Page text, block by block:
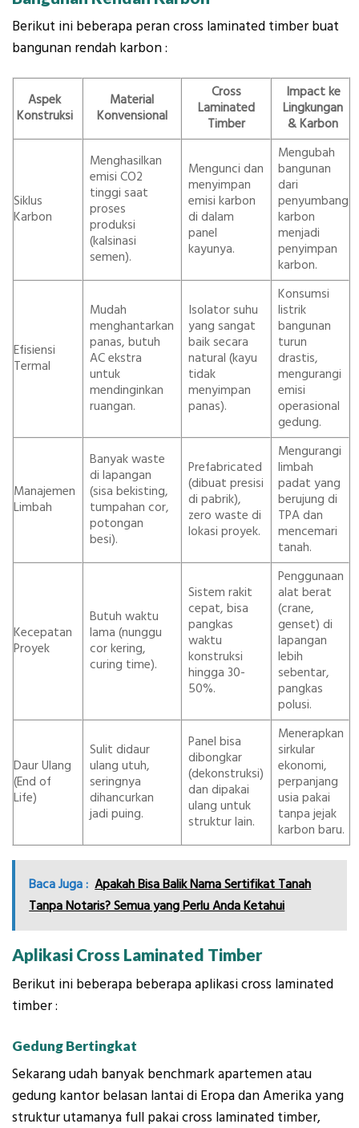
Berikut ini beberapa peran cross laminated timber buat
bangunan rendah karbon :
Aspek
Konstruksi
Material
Konvensional
Cross
Laminated
Timber
Impact ke
Lingkungan
& Karbon
Siklus
Karbon
Menghasilkan
emisi CO2
tinggi saat
proses
produksi
(kalsinasi
semen).
Mengunci dan
menyimpan
emisi karbon
di dalam
panel
kayunya.
Mengubah
bangunan
dari
penyumbang
karbon
menjadi
penyimpan
karbon.
Efisiensi
Termal
Mudah
menghantarkan
panas, butuh
AC ekstra
untuk
mendinginkan
ruangan.
Isolator suhu
yang sangat
baik secara
natural (kayu
tidak
menyimpan
panas).
Konsumsi
listrik
bangunan
turun
drastis,
mengurangi
emisi
operasional
gedung.
Manajemen
Limbah
Banyak waste
di lapangan
(sisa bekisting,
tumpahan cor,
potongan
besi).
Prefabricated
(dibuat presisi
di pabrik),
zero waste di
lokasi proyek.
Mengurangi
limbah
padat yang
berujung di
TPA dan
mencemari
tanah.
Kecepatan
Proyek
Butuh waktu
lama (nunggu
cor kering,
curing time).
Sistem rakit
cepat, bisa
pangkas
waktu
konstruksi
hingga 30-
50%.
Penggunaan
alat berat
(crane,
genset) di
lapangan
lebih
sebentar,
pangkas
polusi.
Daur Ulang
(End of
Life)
Sulit didaur
ulang utuh,
seringnya
dihancurkan
jadi puing.
Panel bisa
dibongkar
(dekonstruksi)
dan dipakai
ulang untuk
struktur lain.
Menerapkan
sirkular
ekonomi,
perpanjang
usia pakai
tanpa jejak
karbon baru.
Baca Juga : Apakah Bisa Balik Nama Sertifikat Tanah
Tanpa Notaris? Semua yang Perlu Anda Ketahui
Aplikasi Cross Laminated Timber
Berikut ini beberapa beberapa aplikasi cross laminated
timber :
Gedung Bertingkat
Sekarang udah banyak benchmark apartemen atau
gedung kantor belasan lantai di Eropa dan Amerika yang
struktur utamanya full pakai cross laminated timber,